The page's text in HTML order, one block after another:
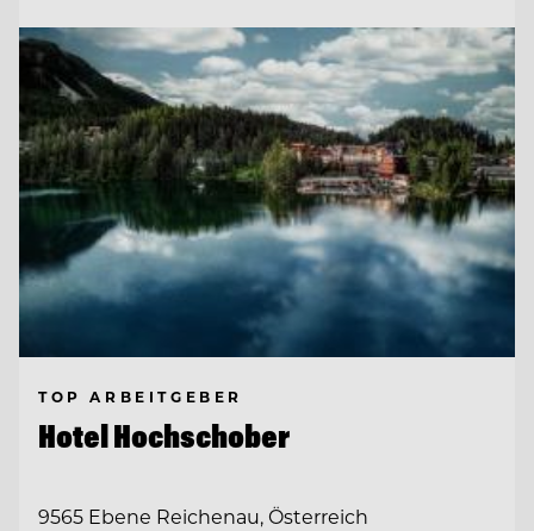
TOP ARBEITGEBER
Hotel Hochschober
9565 Ebene Reichenau, Österreich